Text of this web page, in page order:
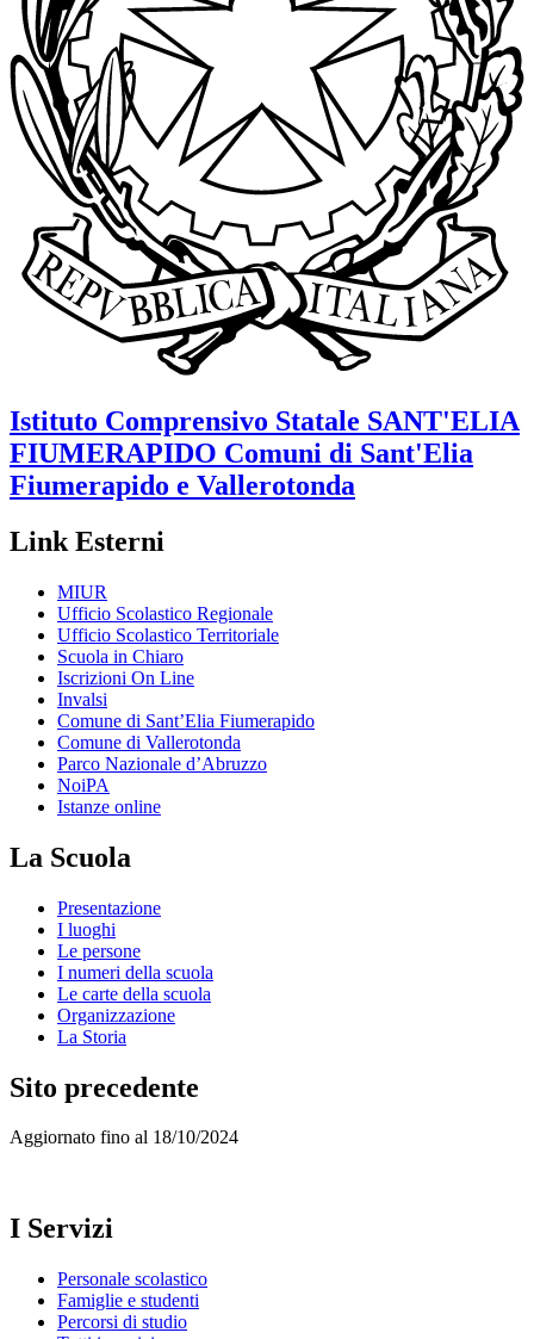
Istituto Comprensivo Statale SANT'ELIA
FIUMERAPIDO Comuni di Sant'Elia
Fiumerapido e Vallerotonda
Link Esterni
MIUR
Ufficio Scolastico Regionale
Ufficio Scolastico Territoriale
Scuola in Chiaro
Iscrizioni On Line
Invalsi
Comune di Sant’Elia Fiumerapido
Comune di Vallerotonda
Parco Nazionale d’Abruzzo
NoiPA
Istanze online
La Scuola
Presentazione
I luoghi
Le persone
I numeri della scuola
Le carte della scuola
Organizzazione
La Storia
Sito precedente
Aggiornato fino al 18/10/2024
I Servizi
Personale scolastico
Famiglie e studenti
Percorsi di studio